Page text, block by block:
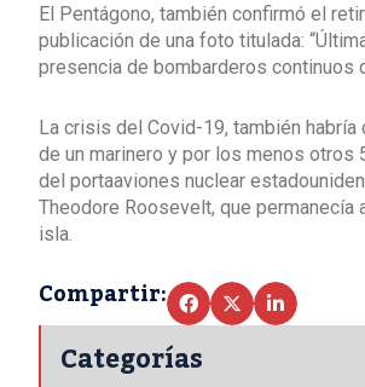
El Pentágono, también confirmó el
publicación de una foto titulada:
presencia de bombarderos continuos
La crisis del Covid-19, también habría
de un marinero y por los menos otros
del portaaviones nuclear
Theodore Roosevelt, que permanecía
isla.
Compartir:
Categorías